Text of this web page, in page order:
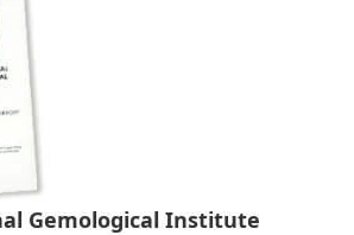
Gemological Institute